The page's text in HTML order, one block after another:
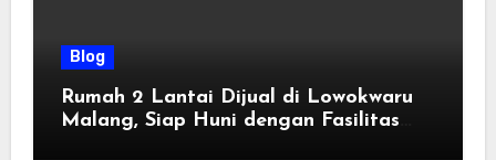
Blog
Rumah 2 Lantai Dijual di Lowokwaru
Malang, Siap Huni dengan Fasilitas